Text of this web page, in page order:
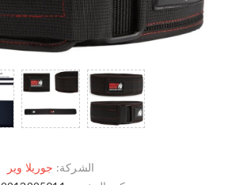
الشركة: جوريلا وير